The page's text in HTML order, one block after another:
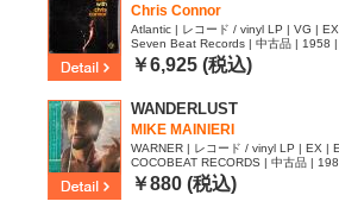
Chris Connor
Atlantic | レコード / vinyl LP | VG |
Seven Beat Records | 中古品 | 1958
￥6,925 (税込)
WANDERLUST
MIKE MAINIERI
WARNER | レコード / vinyl LP | EX |
COCOBEAT RECORDS | 中古品 |
75
￥880 (税込)